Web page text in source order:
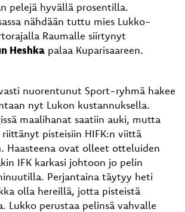
pelejä hyvällä prosentilla.
nähdään tuttu mies Lukko-
Raumalle siirtynyt
Heshka palaa Kuparisaareen.
nuorentunut Sport-ryhmä hakee
nyt Lukon kustannuksella.
maalihanat saatiin auki, mutta
pisteisiin HIFK:n viittä
Haasteena ovat olleet otteluiden
IFK karkasi johtoon jo pelin
Perjantaina täytyy heti
olla hereillä, jotta pisteistä
Lukko perustaa pelinsä vahvalle